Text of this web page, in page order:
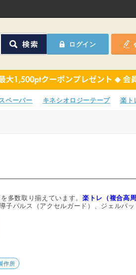
ログイン
オリジナル商品
院内消耗品
ペーパー キネシオロジーテープ 楽ト
多数取り揃えています。楽トレ（複合高
パルス（アクセルガード）、ジェルパ
作所
ほねつぎHot
鍼灸用品
サポーター
A-COMS
アウトレット